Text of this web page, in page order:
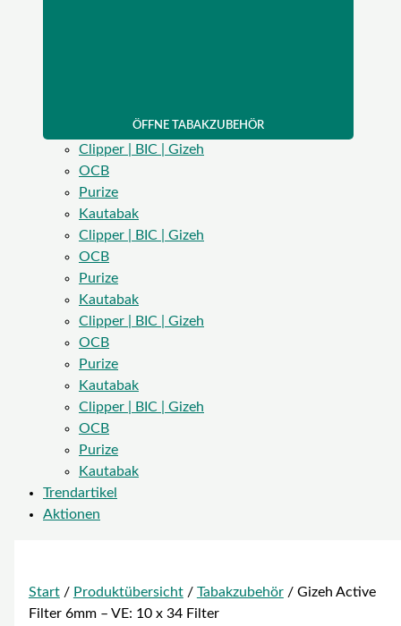
ÖFFNE TABAKZUBEHÖR
Clipper | BIC | Gizeh
OCB
Purize
Kautabak
Clipper | BIC | Gizeh
OCB
Purize
Kautabak
Clipper | BIC | Gizeh
OCB
Purize
Kautabak
Clipper | BIC | Gizeh
OCB
Purize
Kautabak
Trendartikel
Aktionen
Start/ Produktübersicht/ Tabakzubehör/ Gizeh Active
Filter 6mm – VE: 10 x 34 Filter